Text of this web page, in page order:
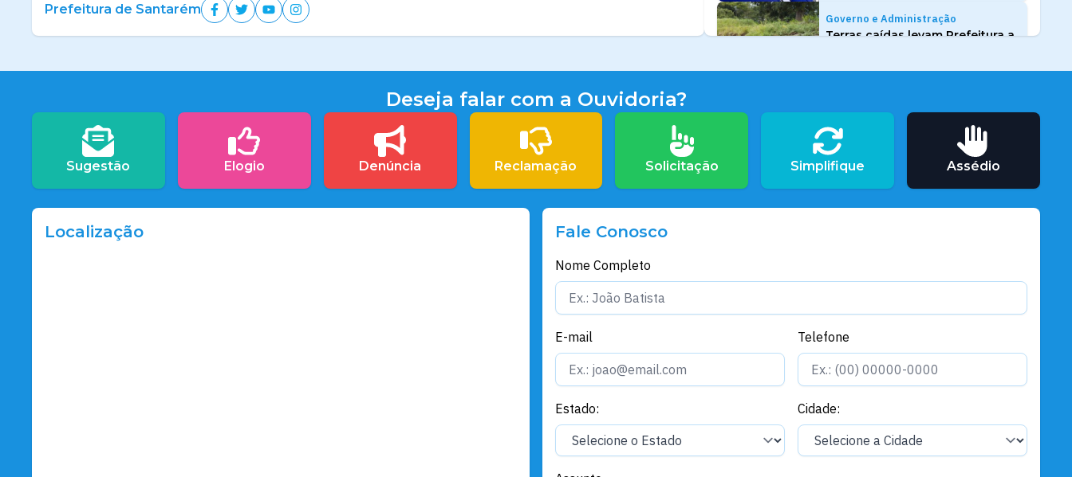
Prefeitura de Santarém
Governo e Administração
Terras caídas levam Prefeitura a
Governo e Administração
Santarém se prepara para viver
um Natal de encontros, cultura,
solidariedade e espetáculo
Deseja falar com a Ouvidoria?
Sugestão Elogio Denúncia Reclamação Solicitação Simplifique Assédio
Localização Fale Conosco
Nome Completo
E-mail Telefone
Estado: Cidade: